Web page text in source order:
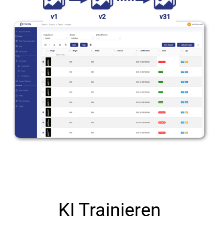
KI Trainieren